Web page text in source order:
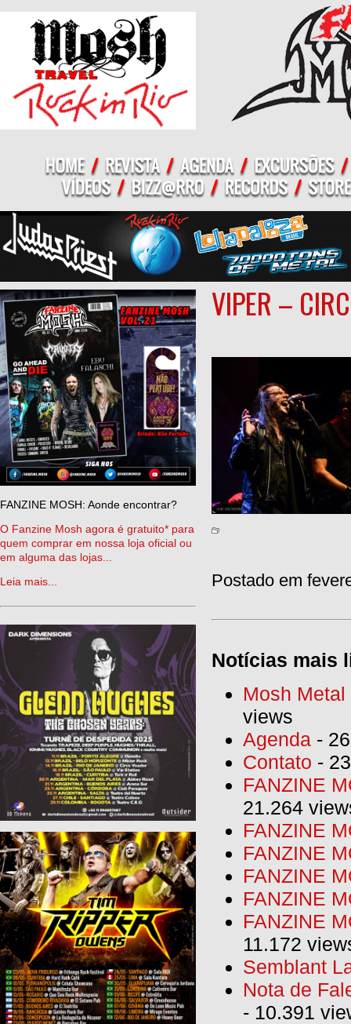
FANZINE MOSH: Aonde encontrar?
O Fanzine Mosh agora é gratuito* para
quem comprar em nossa loja oficial ou
em alguma das lojas...
Leia mais...
VIPER –
Postado em
Notícias mais
Mosh
views
Agenda -
Contato -
FANZINE
21.264
FANZINE
FANZINE
FANZINE
FANZINE
FANZINE
11.172
Semblant
Nota de
- 10.391